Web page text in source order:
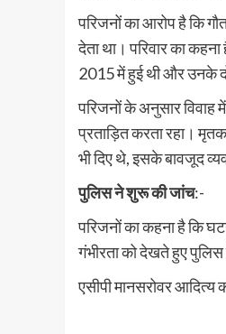
परिजनों का आरोप है कि
देता था। परिवार का
2015 में हुई थी और उनके
परिजनों के अनुसार
प्रताड़ित करता रहा।
भी दिए थे, इसके बावजूद
पुलिस ने शुरू की जांच:-
परिजनों का कहना है कि
गंभीरता को देखते हुए
एसीपी मानसरोवर आदित्य